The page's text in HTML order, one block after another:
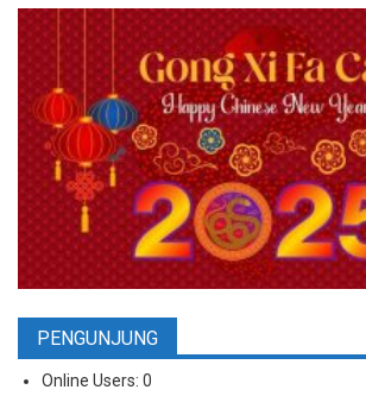
PENGUNJUNG
Online Users: 0